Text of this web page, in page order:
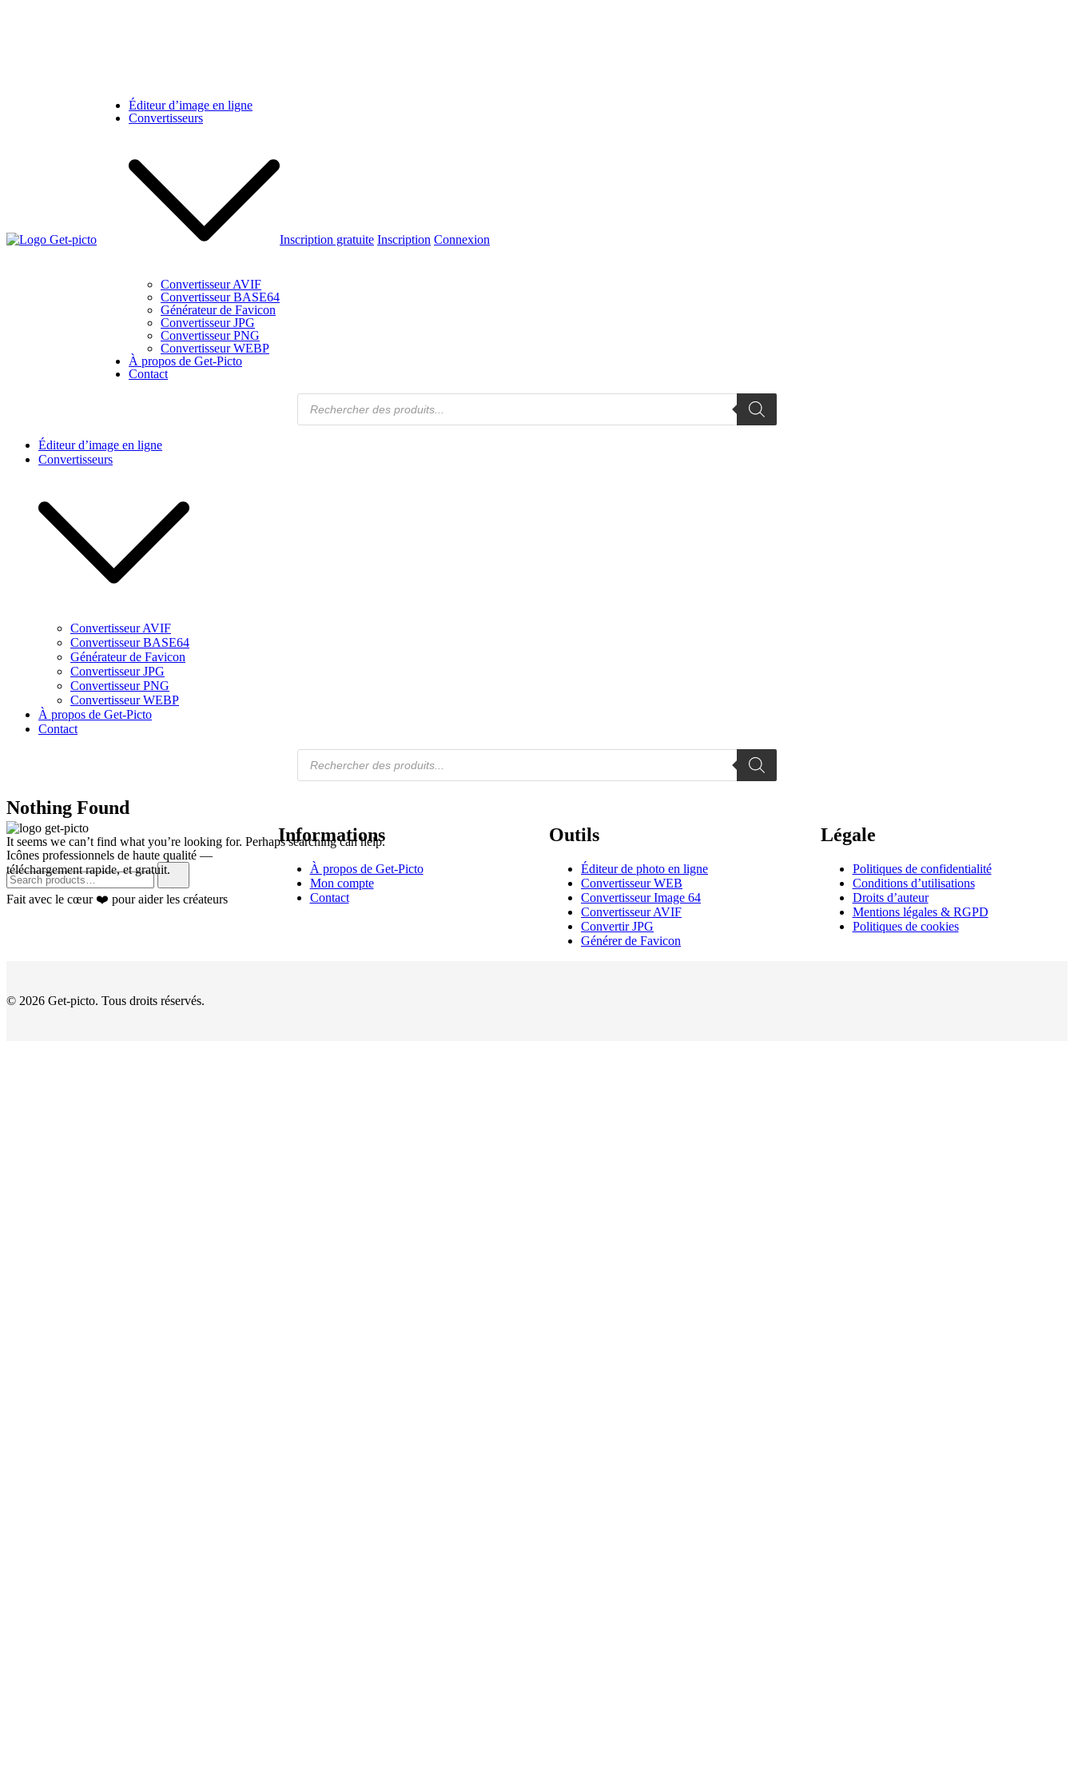
Éditeur d’image en ligne
Convertisseurs
Convertisseur AVIF
Convertisseur BASE64
Générateur de Favicon
Convertisseur JPG
Convertisseur PNG
Convertisseur WEBP
À propos de Get-Picto
Contact
Inscription gratuite Inscription Connexion
Recherche
produits
Éditeur d’image en ligne
Convertisseurs
Convertisseur AVIF
Convertisseur BASE64
Générateur de Favicon
Convertisseur JPG
Convertisseur PNG
Convertisseur WEBP
À propos de Get-Picto
Contact
Recherche
produits
Nothing Found
It seems we can’t find what you’re looking for. Perhaps searching can help.
Search
for:
Icônes professionnels de haute qualité —
téléchargement rapide, et gratuit.
Fait avec le cœur ❤️ pour aider les créateurs
Informations
À propos de Get-Picto
Mon compte
Contact
Outils
Éditeur de photo en ligne
Convertisseur WEB
Convertisseur Image 64
Convertisseur AVIF
Convertir JPG
Générer de Favicon
Légale
Politiques de confidentialité
Conditions d’utilisations
Droits d’auteur
Mentions légales & RGPD
Politiques de cookies
© 2026 Get-picto. Tous droits réservés.